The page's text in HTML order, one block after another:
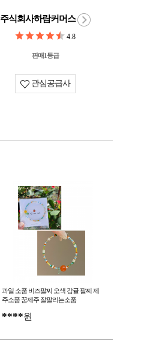
주식회사하람커머스
4.8
판매1등급
관심공급사
과일 소품 비즈팔찌 오색 감귤 팔찌 제
주소품 꿈제주 잘팔리는소품
****원